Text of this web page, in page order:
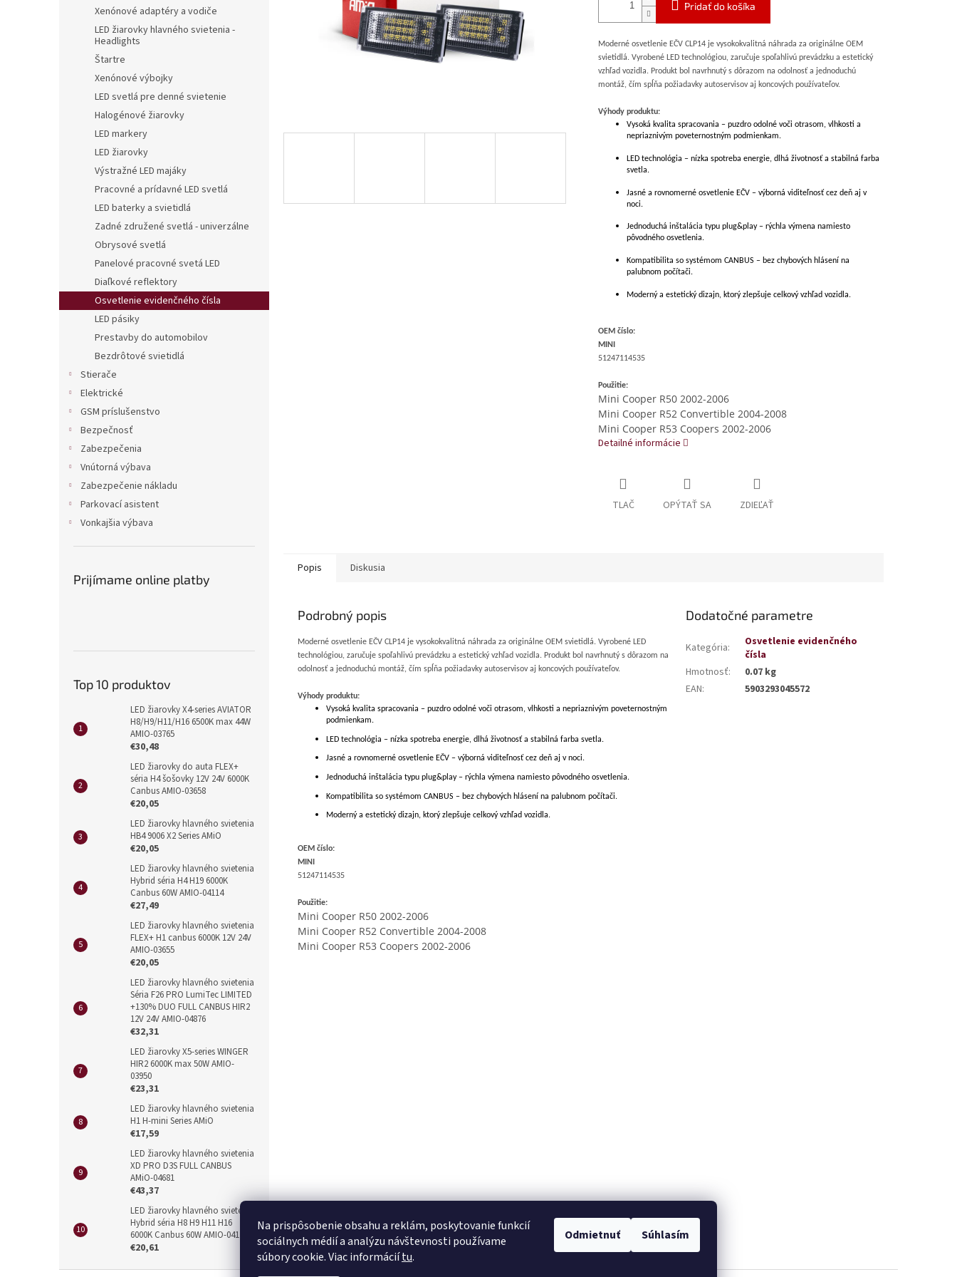
Na prispôsobenie obsahu a reklám, poskytovanie funkcií
sociálnych médií a analýzu návštevnosti používame
súbory cookie. Viac informáciítu.
Odmietnuť Súhlasím
Xenónové adaptéry a vodiče
LED žiarovky hlavného svietenia -
Headlights
Štartre
Xenónové výbojky
LED svetlá pre denné svietenie
Halogénové žiarovky
LED markery
LED žiarovky
Výstražné LED majáky
Pracovné a prídavné LED svetlá
LED baterky a svietidlá
Zadné združené svetlá - univerzálne
Obrysové svetlá
Panelové pracovné svetá LED
Diaľkové reflektory
Osvetlenie evidenčného čísla
LED pásiky
Prestavby do automobilov
Bezdrôtové svietidlá
Stierače
Elektrické
GSM príslušenstvo
Bezpečnosť
Zabezpečenia
Vnútorná výbava
Zabezpečenie nákladu
Parkovací asistent
Vonkajšia výbava
Prijímame online platby
Top 10 produktov
LED žiarovky X4-series AVIATOR
H8/H9/H11/H16 6500K max 44W
AMIO-03765
€30,48
LED žiarovky do auta FLEX+
séria H4 šošovky 12V 24V 6000K
Canbus AMIO-03658
€20,05
LED žiarovky hlavného svietenia
HB4 9006 X2 Series AMiO
€20,05
LED žiarovky hlavného svietenia
Hybrid séria H4 H19 6000K
Canbus 60W AMIO-04114
€27,49
LED žiarovky hlavného svietenia
FLEX+ H1 canbus 6000K 12V 24V
AMIO-03655
€20,05
LED žiarovky hlavného svietenia
Séria F26 PRO LumiTec LIMITED
+130% DUO FULL CANBUS HIR2
12V 24V AMIO-04876
€32,31
LED žiarovky X5-series WINGER
HIR2 6000K max 50W AMIO-
03950
€23,31
LED žiarovky hlavného svietenia
H1 H-mini Series AMiO
€17,59
LED žiarovky hlavného svietenia
XD PRO D3S FULL CANBUS
AMiO-04681
€43,37
LED žiarovky hlavného svietenia
Hybrid séria H8 H9 H11 H16
6000K Canbus 60W AMIO-04116
€20,61
Pridať do košíka
Moderné osvetlenie EČV CLP14 je vysokokvalitná náhrada za originálne OEM
svietidlá. Vyrobené LED technológiou, zaručuje spoľahlivú prevádzku a estetický
vzhľad vozidla. Produkt bol navrhnutý s dôrazom na odolnosť a jednoduchú
montáž, čím spĺňa požiadavky autoservisov aj koncových používateľov.
Výhody produktu:
Vysoká kvalita spracovania – puzdro odolné voči otrasom, vlhkosti a
nepriaznivým poveternostným podmienkam.
LED technológia – nízka spotreba energie, dlhá životnosť a stabilná farba
svetla.
Jasné a rovnomerné osvetlenie EČV – výborná viditeľnosť cez deň aj v
noci.
Jednoduchá inštalácia typu plug&play – rýchla výmena namiesto
pôvodného osvetlenia.
Kompatibilita so systémom CANBUS – bez chybových hlásení na
palubnom počítači.
Moderný a estetický dizajn, ktorý zlepšuje celkový vzhľad vozidla.
OEM číslo:
MINI
51247114535
Použitie:
Mini Cooper R50 2002-2006
Mini Cooper R52 Convertible 2004-2008
Mini Cooper R53 Coopers 2002-2006
Detailné informácie
TLAČ OPÝTAŤ SA ZDIEĽAŤ
Popis Diskusia
Podrobný popis
Moderné osvetlenie EČV CLP14 je vysokokvalitná náhrada za originálne OEM svietidlá. Vyrobené LED
technológiou, zaručuje spoľahlivú prevádzku a estetický vzhľad vozidla. Produkt bol navrhnutý s dôrazom na
odolnosť a jednoduchú montáž, čím spĺňa požiadavky autoservisov aj koncových používateľov.
Výhody produktu:
Vysoká kvalita spracovania – puzdro odolné voči otrasom, vlhkosti a nepriaznivým poveternostným
podmienkam.
LED technológia – nízka spotreba energie, dlhá životnosť a stabilná farba svetla.
Jasné a rovnomerné osvetlenie EČV – výborná viditeľnosť cez deň aj v noci.
Jednoduchá inštalácia typu plug&play – rýchla výmena namiesto pôvodného osvetlenia.
Kompatibilita so systémom CANBUS – bez chybových hlásení na palubnom počítači.
Moderný a estetický dizajn, ktorý zlepšuje celkový vzhľad vozidla.
OEM číslo:
MINI
51247114535
Použitie:
Mini Cooper R50 2002-2006
Mini Cooper R52 Convertible 2004-2008
Mini Cooper R53 Coopers 2002-2006
Dodatočné parametre
Kategória:
Osvetlenie evidenčného
čísla
Hmotnosť:
0.07 kg
EAN: 5903293045572